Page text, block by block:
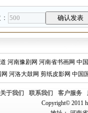
河南豫剧网 河南省书画网 中
河洛大鼓网 剪纸皮影网 中国
关于我们 联系我们 客户服务
Copyright© 2011